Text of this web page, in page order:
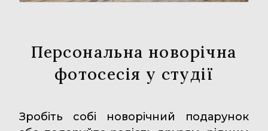
Персональна новорічна
фотосесія у студії
Зробіть собі новорічний подарунок